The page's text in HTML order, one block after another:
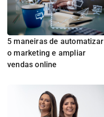
5 maneiras de automatizar
o marketing e ampliar
vendas online